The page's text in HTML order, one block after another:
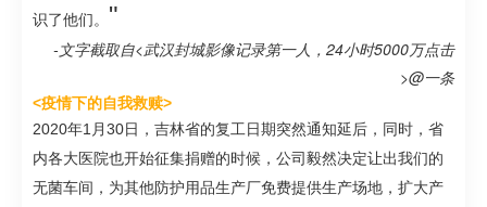
识了他们。 "
-文字截取自<武汉封城影像记录第一人，24小时5000万点击
>@一条
<疫情下的自我救赎>
2020年1月30日，吉林省的复工日期突然通知延后，同时，省
内各大医院也开始征集捐赠的时候，公司毅然决定让出我们的
无菌车间，为其他防护用品生产厂免费提供生产场地，扩大产